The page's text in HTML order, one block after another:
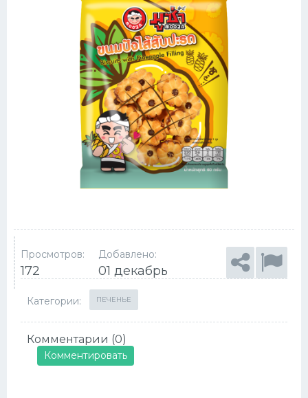
Просмотров:
172
Добавлено:
01 декабрь
Категории: ПЕЧЕНЬЕ
Комментарии (0)
Комментировать